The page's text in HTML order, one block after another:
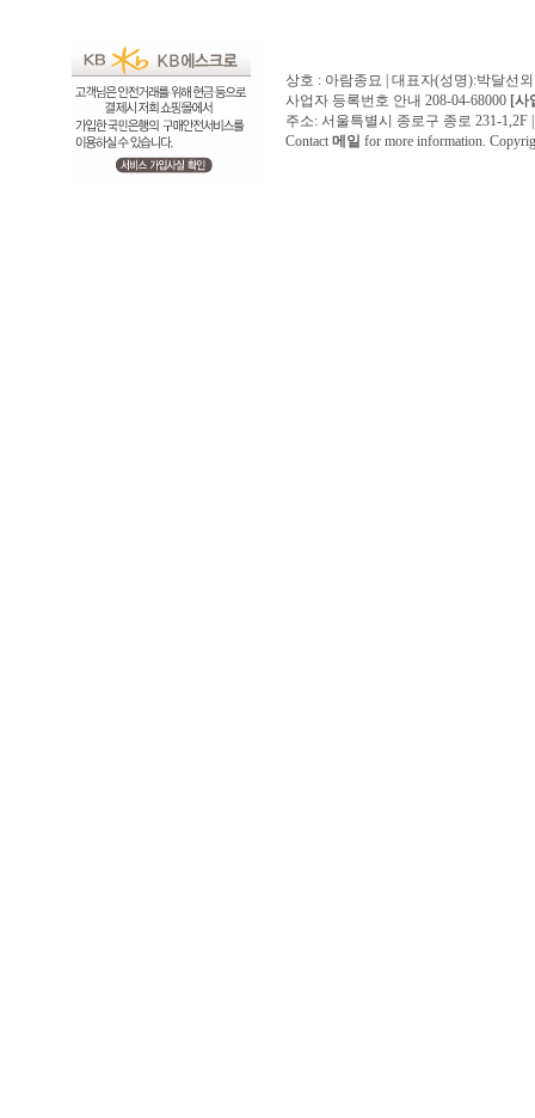
상호 : 아람종묘 | 대표자(성명):박달선
사업자 등록번호 안내 208-04-68000 [사
주소: 서울특별시 종로구 종로 231-1,2F
Contact 메일 for more information.